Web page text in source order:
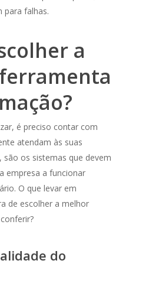
para falhas.
a
é preciso contar com
atendam às suas
são os sistemas que devem
empresa a funcionar
O que levar em
de escolher a melhor
do